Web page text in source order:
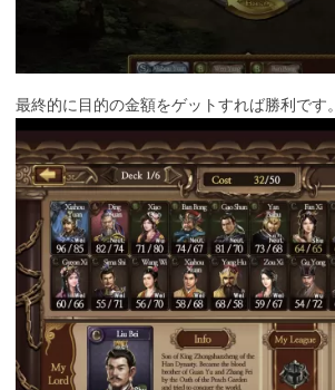
最終的に目的の金額をゲットすれば勝利です。